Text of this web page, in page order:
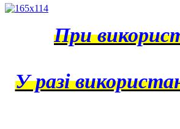
При
У разі